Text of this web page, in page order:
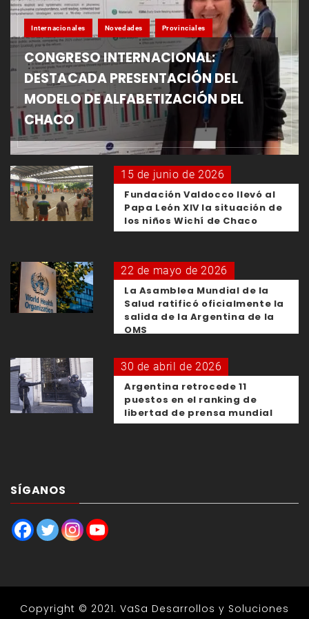
Internacionales Novedades Provinciales
CONGRESO INTERNACIONAL:
DESTACADA PRESENTACIÓN DEL
MODELO DE ALFABETIZACIÓN DEL
CHACO
15 de junio de 2026
Fundación Valdocco llevó al
Papa León XIV la situación de
los niños Wichí de Chaco
22 de mayo de 2026
La Asamblea Mundial de la
Salud ratificó oficialmente la
salida de la Argentina de la
OMS
30 de abril de 2026
Argentina retrocede 11
puestos en el ranking de
libertad de prensa mundial
SÍGANOS
Copyright © 2021. VaSa Desarrollos y Soluciones